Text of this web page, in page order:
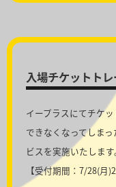
入場チケットト
イープラスにてチケ
できなくなってしま
ビスを実施いたします
【受付期間：7/28(月